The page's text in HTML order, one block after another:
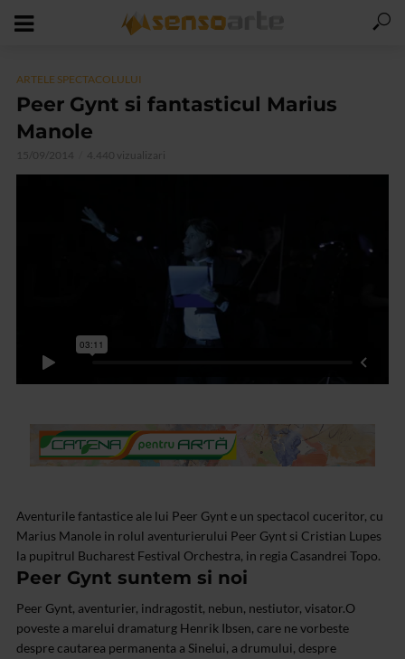
ARTELE SPECTACOLULUI
Peer Gynt si fantasticul Marius
Manole
15/09/2014 4.440 vizualizari
Aventurile fantastice ale lui Peer Gynt e un spectacol cuceritor, cu
Marius Manole in rolul aventurierului Peer Gynt si Cristian Lupes
la pupitrul Bucharest Festival Orchestra, in regia Casandrei Topo.
Peer Gynt suntem si noi
Peer Gynt, aventurier, indragostit, nebun, nestiutor, visator.O
poveste a marelui dramaturg Henrik Ibsen, care ne vorbeste
despre cautarea permanenta a Sinelui, a drumului, despre